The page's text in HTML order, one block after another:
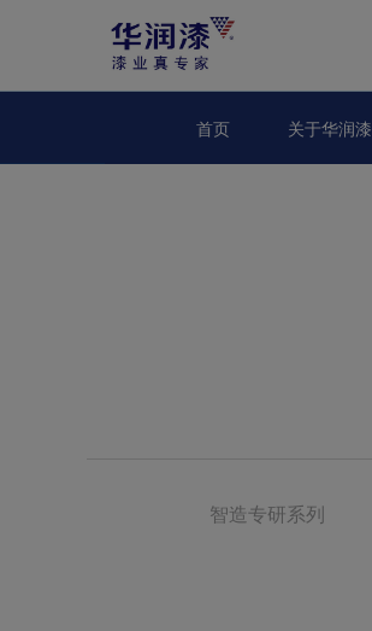
首页 关于华润漆
智造专研系列